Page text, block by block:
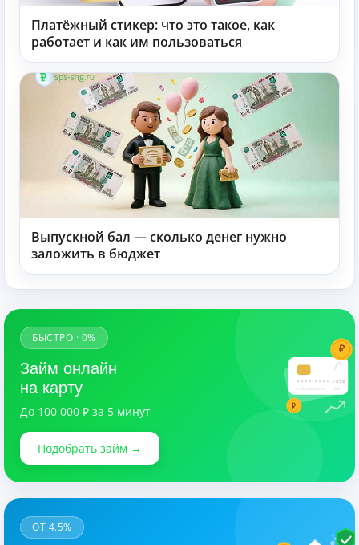
Платёжный стикер: что это такое, как
работает и как им пользоваться
Выпускной бал — сколько денег нужно
заложить в бюджет
7890
03/28
₽
₽
БЫСТРО · 0%
Займ онлайн
на карту
До 100 000 ₽ за 5 минут
Подобрать займ →
ОТ 4.5%